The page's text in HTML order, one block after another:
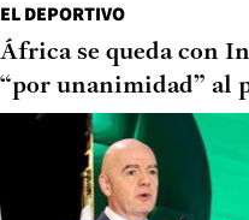
EL DEPORTIVO
África se queda con
“por unanimidad” al